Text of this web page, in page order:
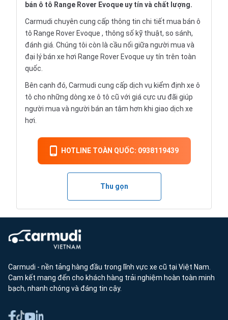
bán ô tô Range Rover Evoque uy tín và chất lượng.
Carmudi chuyên cung cấp thông tin chi tiết mua bán ô
tô Range Rover Evoque , thông số kỹ thuật, so sánh,
đánh giá. Chúng tôi còn là cầu nối giữa người mua và
đại lý bán xe hơi Range Rover Evoque uy tín trên toàn
quốc.
Bên cạnh đó, Carmudi cung cấp dịch vụ kiểm định xe ô
tô cho những dòng xe ô tô cũ với giá cực ưu đãi giúp
người mua và người bán an tâm hơn khi giao dịch xe
hơi.
HOTLINE TOÀN QUỐC: 0938119439
Thu gọn
Carmudi - nền tảng hàng đầu trong lĩnh vực xe cũ tại Việt Nam.
Cam kết mang đến cho khách hàng trải nghiệm hoàn toàn minh
bạch, nhanh chóng và đáng tin cậy.